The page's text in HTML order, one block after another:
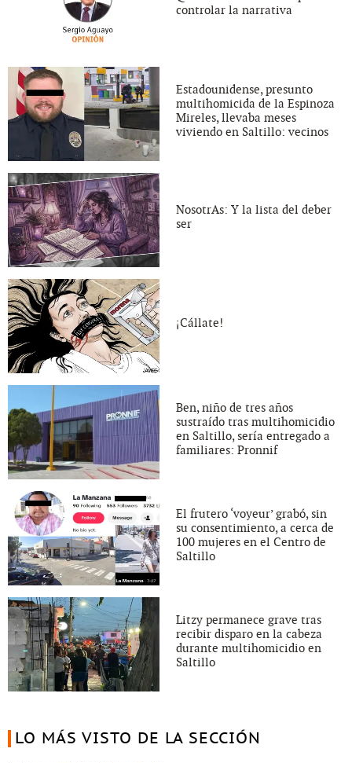
controlar la narrativa
Estadounidense, presunto
multihomicida de la Espinoza
Mireles, llevaba meses
viviendo en Saltillo: vecinos
NosotrAs: Y la lista del deber
ser
¡Cállate!
Ben, niño de tres años
sustraído tras multihomicidio
en Saltillo, sería entregado a
familiares: Pronnif
El frutero ‘voyeur’ grabó, sin
su consentimiento, a cerca de
100 mujeres en el Centro de
Saltillo
Litzy permanece grave tras
recibir disparo en la cabeza
durante multihomicidio en
Saltillo
LO MÁS VISTO DE LA SECCIÓN